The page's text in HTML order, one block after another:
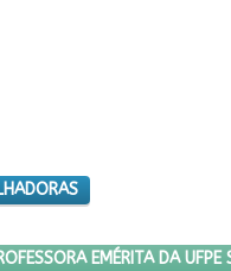
DE CUIDADOS
ARTIGO:EMÉRITA DA